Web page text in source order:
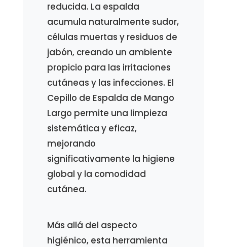
reducida. La espalda
acumula naturalmente sudor,
células muertas y residuos de
jabón, creando un ambiente
propicio para las irritaciones
cutáneas y las infecciones. El
Cepillo de Espalda de Mango
Largo permite una limpieza
sistemática y eficaz,
mejorando
significativamente la higiene
global y la comodidad
cutánea.
Más allá del aspecto
higiénico, esta herramienta